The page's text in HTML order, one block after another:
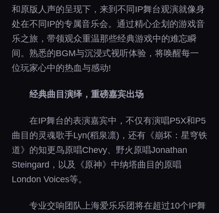
和原版人声的呈现下，来到不同IP舞台观演就像身
处在不同IP的专属音乐会。通过精心企划的游戏音
乐之旅，带领观众重温那些经典游戏中的难忘瞬
间。熟悉的BGM与沉浸式视听体验，将唤醒每一
位玩家心中的热血与感动!
经典曲目演绎，重磅嘉宾出场
在IP舞台的表演嘉宾中，不仅有演唱P5X和P5
曲目的灵魂歌手Lyn(稻泉凛)，还有《崩坏：星穹铁
道》的知更鸟原唱Chevy、野火原唱Jonathan
Steingard，以及《原神》中纳塔曲目的原唱
London Voices等。
专业交响团队上海爱乐乐团将在超过10个IP舞